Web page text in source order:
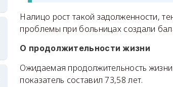
Налицо рост такой задолженности,
проблемы при больницах создали
О продолжительности жизни
Ожидаемая продолжительность
показатель составил 73,58 лет.